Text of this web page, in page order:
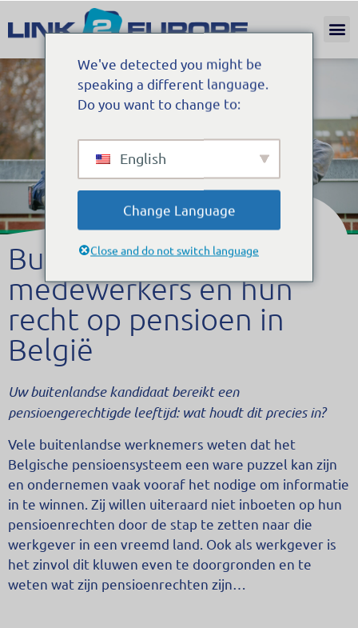
Buitenlandse
medewerkers en hun
recht op pensioen in
België
Uw buitenlandse kandidaat bereikt een
pensioengerechtigde leeftijd: wat houdt dit precies in?
Vele buitenlandse werknemers weten dat het
Belgische pensioensysteem een ware puzzel kan zijn
en ondernemen vaak vooraf het nodige om informatie
in te winnen. Zij willen uiteraard niet inboeten op hun
pensioenrechten door de stap te zetten naar die
werkgever in een vreemd land. Ook als werkgever is
het zinvol dit kluwen even te doorgronden en te
weten wat zijn pensioenrechten zijn…
We've detected you might be
speaking a different language.
Do you want to change to:
English
Change Language
Close and do not switch language